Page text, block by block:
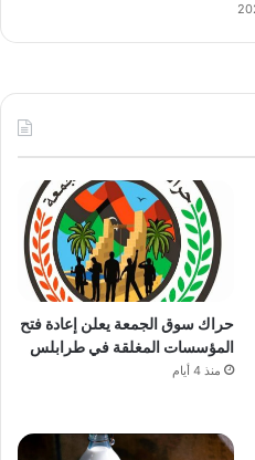
حراك سوق الجمعة يعلن إعادة فتح
المؤسسات المغلقة في طرابلس
منذ 4 أيام